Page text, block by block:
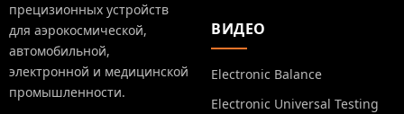
прецизионных устройств
для аэрокосмической,
автомобильной,
электронной и медицинской
промышленности.
ВИДЕО
Electronic Balance
Electronic Universal Testing